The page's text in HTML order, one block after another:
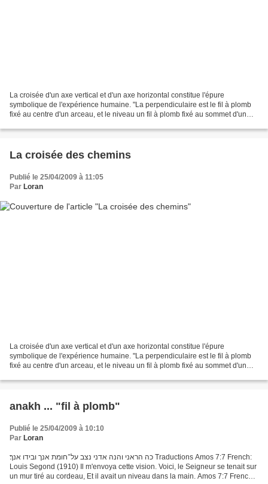
La croisée d'un axe vertical et d'un axe horizontal constitue l'épure
symbolique de l'expérience humaine. "La perpendiculaire est le fil à plomb
fixé au centre d'un arceau, et le niveau un fil à plomb fixé au sommet d'un
La croisée des chemins
Publié le 25/04/2009 à 11:05
Par Loran
La croisée d'un axe vertical et d'un axe horizontal constitue l'épure
symbolique de l'expérience humaine. "La perpendiculaire est le fil à plomb
fixé au centre d'un arceau, et le niveau un fil à plomb fixé au sommet d'un
anakh ... "fil à plomb"
Publié le 25/04/2009 à 10:10
Par Loran
כה הראני והנה אדני נצב על־חומת אנך ובידו אנך׃ Traductions Amos 7:7 French:
Louis Segond (1910) Il m'envoya cette vision. Voici, le Seigneur se tenait sur
un mur tiré au cordeau, Et il avait un niveau dans la main. Amos 7:7 French: